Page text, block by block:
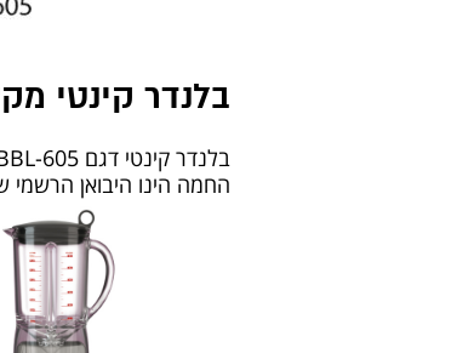
בלנדר קינטי
החמה הינו היבואן הרשמי